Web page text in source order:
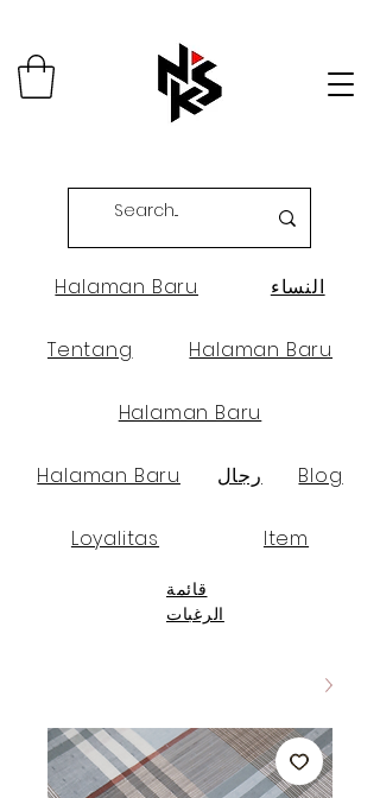
Halaman Baru النساء
Tentang Halaman Baru
Halaman Baru
Halaman Baru رجال Blog
Loyalitas Item
قائمة
الرغبات